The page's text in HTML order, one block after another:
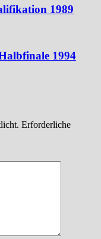
1989
1994
Erforderliche